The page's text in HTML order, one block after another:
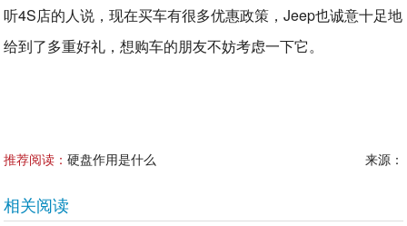
听4S店的人说，现在买车有很多优惠政策，Jeep也诚意十足地
给到了多重好礼，想购车的朋友不妨考虑一下它。
推荐阅读：硬盘作用是什么 来源：
相关阅读